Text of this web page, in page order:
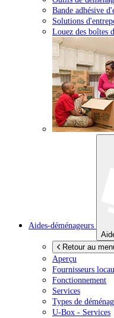
Bande adhésive
Solutions
Louez des boîtes
Aides-déménageurs
Retour au
Aperçu
Fournisseurs
Fonctionnement
Services
Types de
U-Box - Services